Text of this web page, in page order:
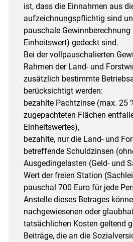
ist, dass die Einnahmen aus
aufzeichnungspflichtig sind
pauschale Gewinnberechnung
Einheitswert) gedeckt sind.
Bei der vollpauschalierten
Rahmen der Land- und
zusätzlich bestimmte
berücksichtigt werden:
bezahlte Pachtzinse (max. 25
zugepachteten Flächen
Einheitswertes),
bezahlte, nur die Land- und
betreffende Schuldzinsen
Ausgedingelasten (Geld- und
Wert der freien Station
pauschal 700 Euro für jede
Anstelle dieses Betrages
nachgewiesenen oder
tatsächlichen Kosten geltend
Beiträge, die an die